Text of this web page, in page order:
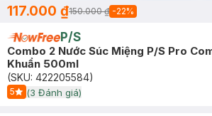
117.000 ₫150.000 ₫ -22%
P/S
Combo 2 Nước Súc Miệng P/S Pro
Khuẩn 500ml
(SKU: 422205584)
5
Start Icon
(3 Đánh giá)